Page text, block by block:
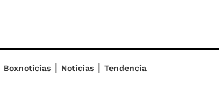
Boxnoticias| Noticias| Tendencia